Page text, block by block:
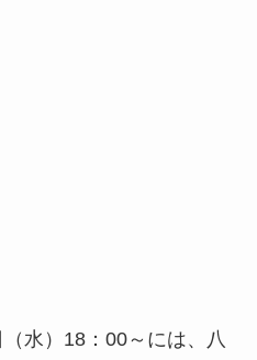
水）18：00～には、八